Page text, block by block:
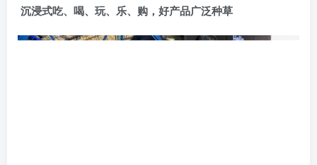
沉浸式吃、喝、玩、乐、购，好产品广泛种草